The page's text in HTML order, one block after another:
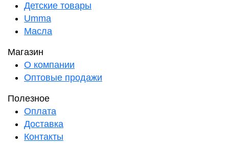
Детские товары
Umma
Масла
Магазин
О компании
Оптовые продажи
Полезное
Оплата
Доставка
Контакты